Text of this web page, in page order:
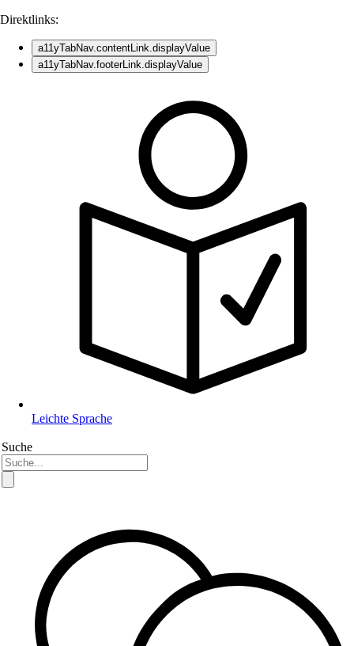
Direktlinks:
a11yTabNav.contentLink.displayValue
a11yTabNav.footerLink.displayValue
Leichte Sprache
Suche